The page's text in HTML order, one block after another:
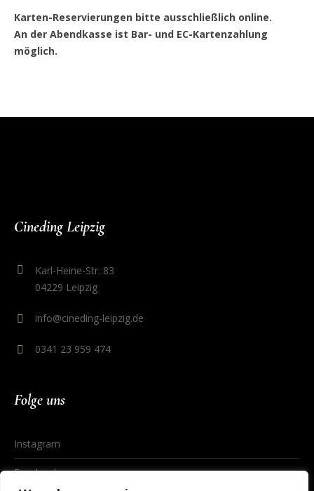
Karten-Reservierungen bitte ausschließlich online.
An der Abendkasse ist Bar- und EC-Kartenzahlung
möglich.
Cineding Leipzig
Karl-Heine-Str. 83
04229 Leipzig
info@cineding-leipzig.de
0341 23 959 474
Folge uns
Instagram
Facebook